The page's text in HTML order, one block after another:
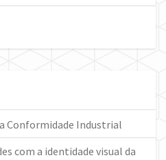
Conformidade Industrial
com a identidade visual da